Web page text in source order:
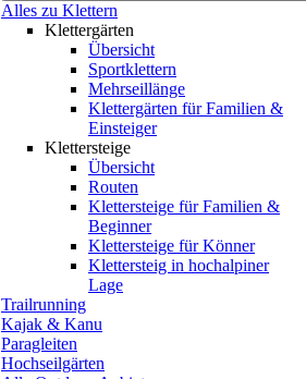
Alles zu Klettern
Klettergärten
Übersicht
Sportklettern
Mehrseillänge
Klettergärten für Familien &
Einsteiger
Klettersteige
Übersicht
Routen
Klettersteige für Familien &
Beginner
Klettersteige für Könner
Klettersteig in hochalpiner
Lage
Trailrunning
Kajak & Kanu
Paragleiten
Hochseilgärten